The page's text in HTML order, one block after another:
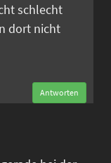
schlecht
dort nicht
Antworten